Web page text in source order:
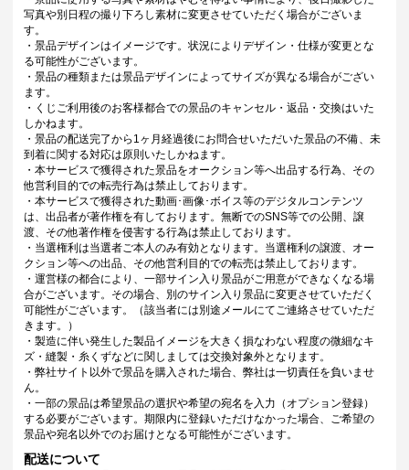
写真や別日程の撮り下ろし素材に変更させていただく場合がございま
す。
・景品デザインはイメージです。状況によりデザイン・仕様が変更とな
る可能性がございます。
・景品の種類または景品デザインによってサイズが異なる場合がござい
ます。
・くじご利用後のお客様都合での景品のキャンセル・返品・交換はいた
しかねます。
・景品の配送完了から1ヶ月経過後にお問合せいただいた景品の不備、未
到着に関する対応は原則いたしかねます。
・本サービスで獲得された景品をオークション等へ出品する行為、その
他営利目的での転売行為は禁止しております。
・本サービスで獲得された動画･画像･ボイス等のデジタルコンテンツ
は、出品者が著作権を有しております。無断でのSNS等での公開、譲
渡、その他著作権を侵害する行為は禁止しております。
・当選権利は当選者ご本人のみ有効となります。当選権利の譲渡、オー
クション等への出品、その他営利目的での転売は禁止しております。
・運営様の都合により、一部サイン入り景品がご用意ができなくなる場
合がございます。その場合、別のサイン入り景品に変更させていただく
可能性がございます。（該当者には別途メールにてご連絡させていただ
きます。）
・製造に伴い発生した製品イメージを大きく損なわない程度の微細なキ
ズ・縫製・糸くずなどに関しましては交換対象外となります。
・弊社サイト以外で景品を購入された場合、弊社は一切責任を負いませ
ん。
・一部の景品は希望景品の選択や希望の宛名を入力（オプション登録）
する必要がございます。期限内に登録いただけなかった場合、ご希望の
景品や宛名以外でのお届けとなる可能性がございます。
配送について